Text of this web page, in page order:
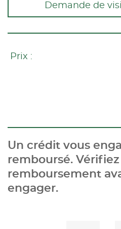
Demande de
Prix :
Un crédit vous
remboursé.
remboursement
engager.